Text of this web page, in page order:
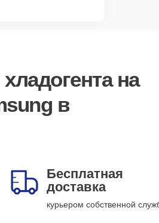
на
в
Бесплатная
доставка
курьером собственной